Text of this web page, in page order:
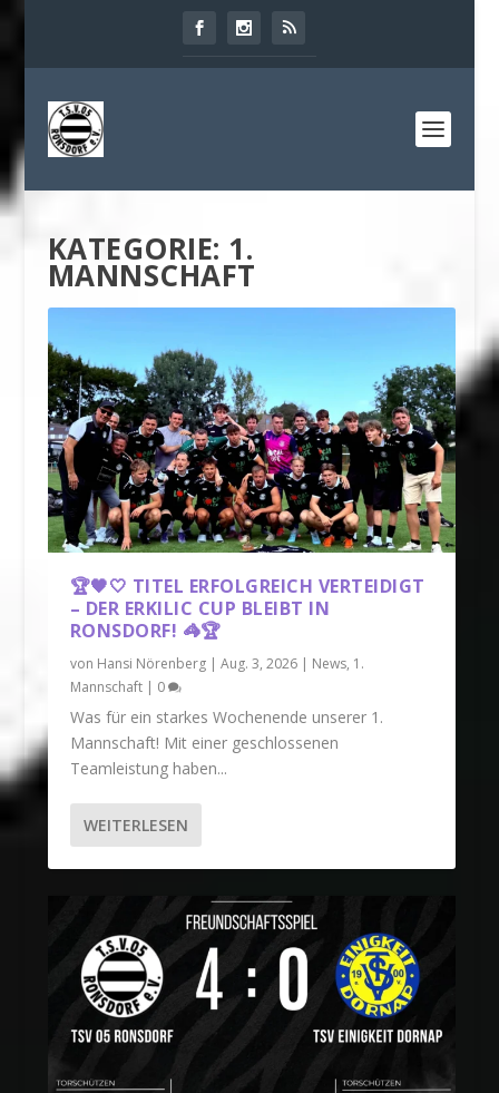
KATEGORIE: 1.
MANNSCHAFT
🏆🖤🤍 TITEL ERFOLGREICH VERTEIDIGT
– DER ERKILIC CUP BLEIBT IN
RONSDORF! 🦓🏆
von Hansi Nörenberg| Aug. 3, 2026| News, 1.
Mannschaft| 0
Was für ein starkes Wochenende unserer 1.
Mannschaft! Mit einer geschlossenen
Teamleistung haben...
WEITERLESEN